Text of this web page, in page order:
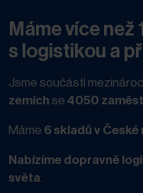
Máme více
s logistikou a
Jsme součástí
zemích se 4050
Máme 6 skladů v
Nabízíme dopravně
světa.